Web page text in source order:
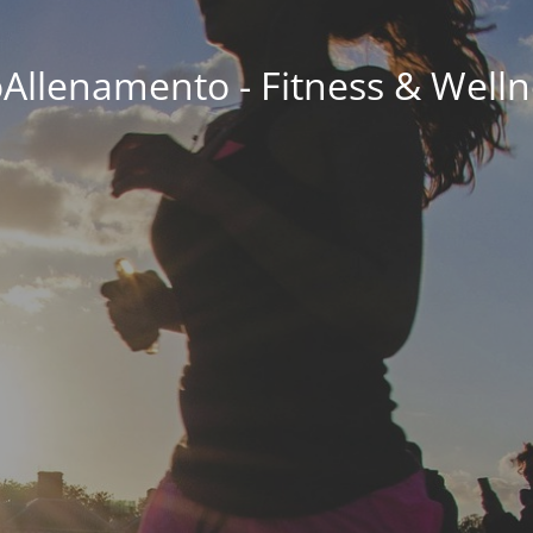
- Fitness &